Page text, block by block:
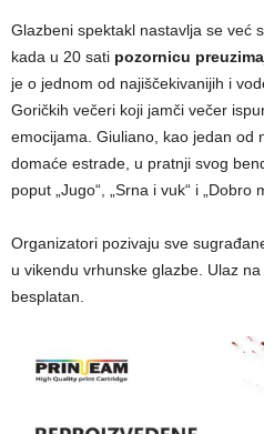
Glazbeni spektakl nastavlja se već
kada u 20 sati pozornicu
je o jednom od najiščekivanijih i
Goričkih večeri koji jamči večer
emocijama. Giuliano, kao jedan od
domaće estrade, u pratnji svog
poput „Jugo“, „Srna i vuk“ i „Dobro
Organizatori pozivaju sve
u vikendu vrhunske glazbe. Ulaz
besplatan.